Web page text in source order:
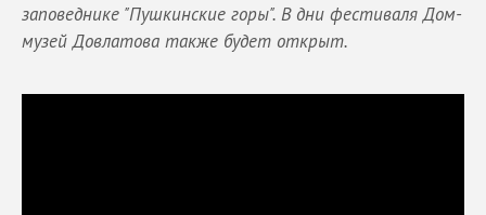
заповеднике "Пушкинские горы". В дни фестиваля Дом-
музей Довлатова также будет открыт.